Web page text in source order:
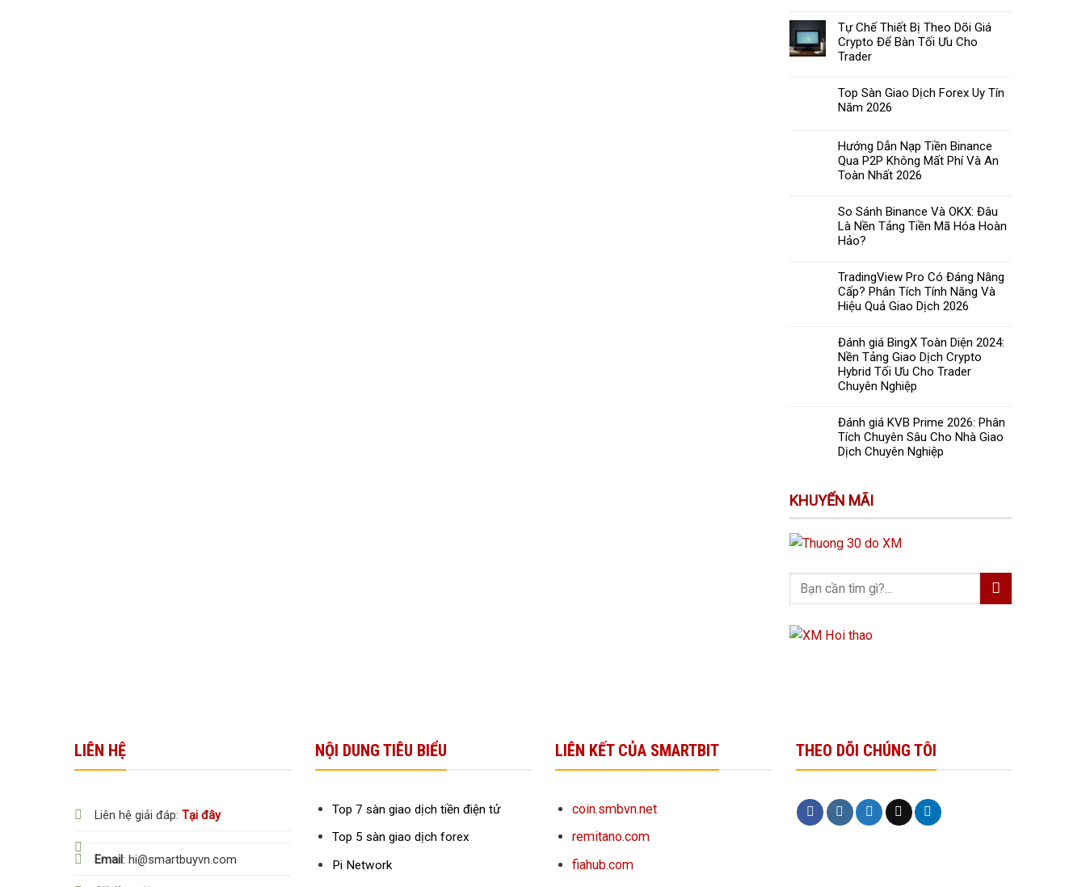
Tự Chế Thiết Bị Theo Dõi Giá
Crypto Để Bàn Tối Ưu Cho
Trader
Top Sàn Giao Dịch Forex Uy Tín
Năm 2026
Hướng Dẫn Nạp Tiền Binance
Qua P2P Không Mất Phí Và An
Toàn Nhất 2026
So Sánh Binance Và OKX: Đâu
Là Nền Tảng Tiền Mã Hóa Hoàn
Hảo?
TradingView Pro Có Đáng Nâng
Cấp? Phân Tích Tính Năng Và
Hiệu Quả Giao Dịch 2026
Đánh giá BingX Toàn Diện 2024:
Nền Tảng Giao Dịch Crypto
Hybrid Tối Ưu Cho Trader
Chuyên Nghiệp
Đánh giá KVB Prime 2026: Phân
Tích Chuyên Sâu Cho Nhà Giao
Dịch Chuyên Nghiệp
KHUYẾN MÃI
LIÊN HỆ
Liên hệ giải đáp: Tại đây
Email: hi@smartbuyvn.com
NỘI DUNG TIÊU BIỂU
Top 7 sàn giao dịch tiền điện tử
Top 5 sàn giao dịch forex
Pi Network
LIÊN KẾT CỦA SMARTBIT
coin.smbvn.net
remitano.com
fiahub.com
THEO DÕI CHÚNG TÔI